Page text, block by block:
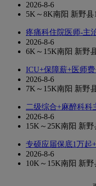
2026-8-6
5K～8K南阳 新野县
疼痛科住院医师-主
2026-8-6
6K～15K南阳 新野
ICU+保障薪+医师
2026-8-6
7K～15K南阳 新野
二级综合+麻醉科科
2026-8-6
15K～25K南阳 新野
专硕应届保底1万起
2026-8-6
10K～15K南阳 新野